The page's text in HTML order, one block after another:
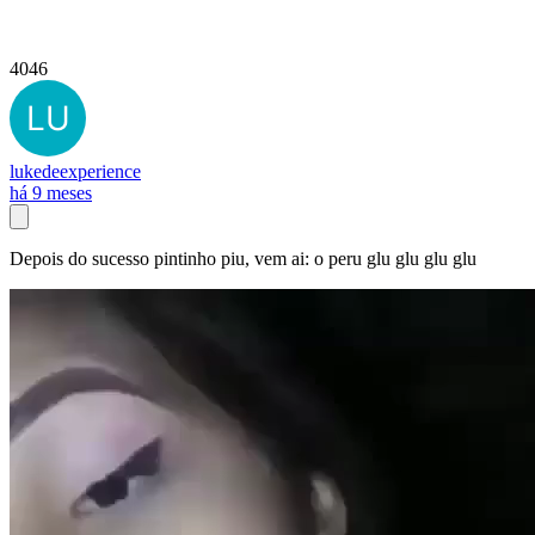
4046
lukedeexperience
há 9 meses
Depois do sucesso pintinho piu, vem ai: o peru glu glu glu glu